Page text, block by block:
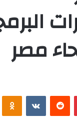
مصر
بينتيريست